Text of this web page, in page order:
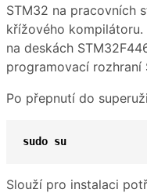
STM32 na pracovních
křížového kompilátoru.
na deskách
programovací rozhraní
Po přepnutí do
sudo su
Slouží pro instalaci